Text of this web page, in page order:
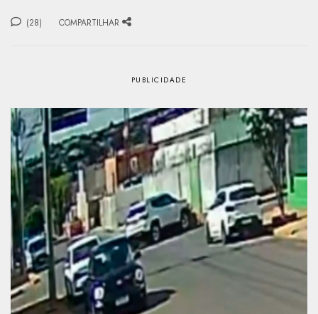
(28) COMPARTILHAR